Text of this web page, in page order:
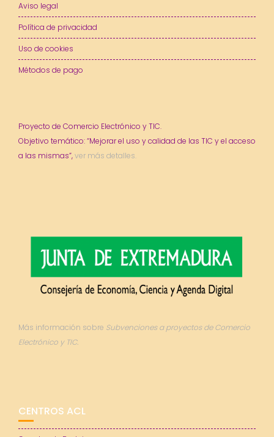
Aviso legal
Política de privacidad
Uso de cookies
Métodos de pago
Proyecto de Comercio Electrónico y TIC.
Objetivo temático: “Mejorar el uso y calidad de las TIC y el acceso
a las mismas”,ver más detalles.
Más información sobre Subvenciones a proyectos de Comercio
Electrónico y TIC.
CENTROS ACL